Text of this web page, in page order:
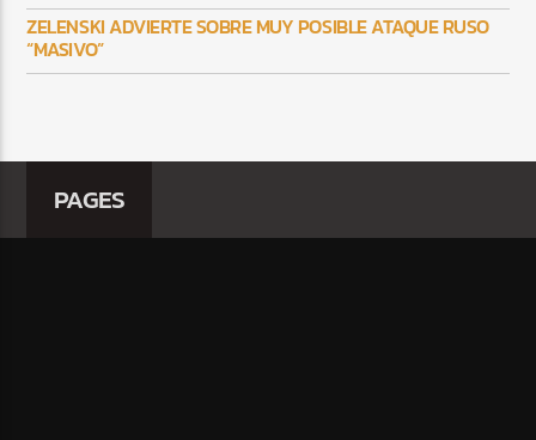
ZELENSKI ADVIERTE SOBRE MUY POSIBLE ATAQUE RUSO
“MASIVO”
PAGES